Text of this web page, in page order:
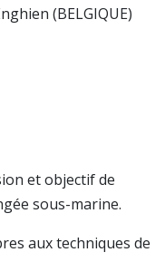
(BELGIQUE)
et objectif de
sous-marine.
aux techniques de